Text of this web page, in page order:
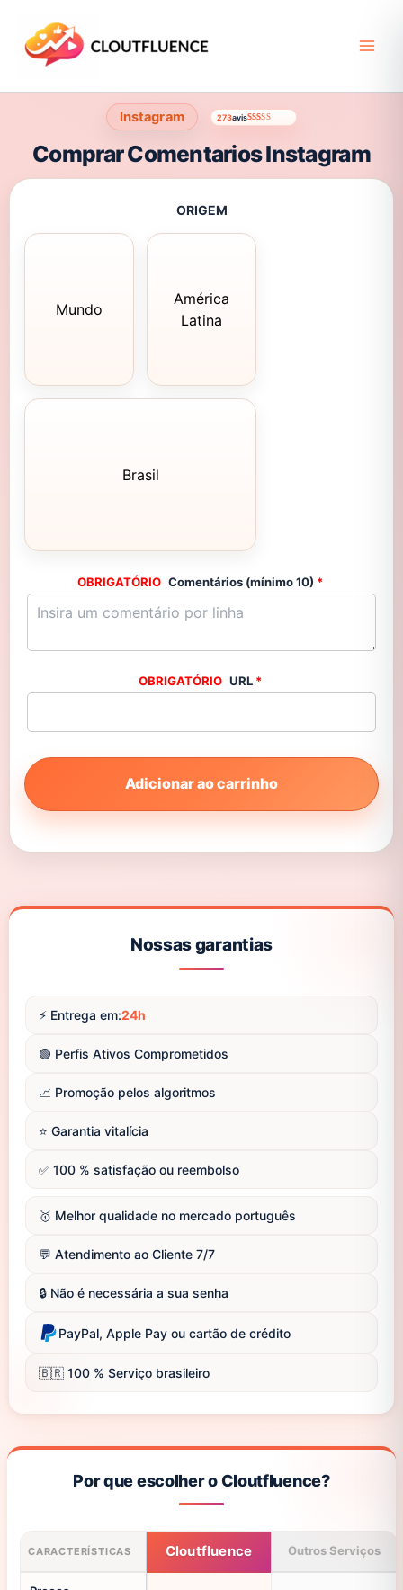
Instagram 273avis
Comprar Comentarios Instagram
ORIGEM
Mundo
América
Latina
Brasil
Comentários (mínimo 10) *
URL *
Adicionar ao carrinho
Nossas garantias
⚡️ Entrega em:24h
🟢 Perfis Ativos Comprometidos
📈 Promoção pelos algoritmos
⭐️ Garantia vitalícia
✅ 100 % satisfação ou reembolso
🥇 Melhor qualidade no mercado português
💬 Atendimento ao Cliente 7/7
🔒 Não é necessária a sua senha
PayPal, Apple Pay ou cartão de crédito
🇧🇷 100 % Serviço brasileiro
Por que escolher o Cloutfluence?
CARACTERÍSTICAS Cloutfluence Outros Serviços